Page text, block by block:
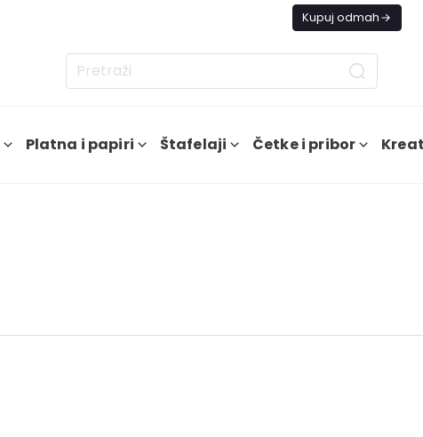
Kupuj odmah
Platna i papiri Štafelaji Četke i pribor